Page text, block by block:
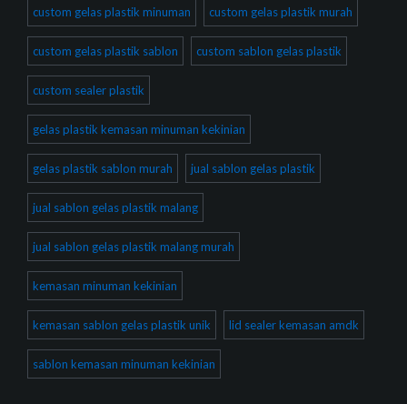
custom gelas plastik minuman custom gelas plastik murah
custom gelas plastik sablon custom sablon gelas plastik
custom sealer plastik
gelas plastik kemasan minuman kekinian
gelas plastik sablon murah jual sablon gelas plastik
jual sablon gelas plastik malang
jual sablon gelas plastik malang murah
kemasan minuman kekinian
kemasan sablon gelas plastik unik lid sealer kemasan amdk
sablon kemasan minuman kekinian